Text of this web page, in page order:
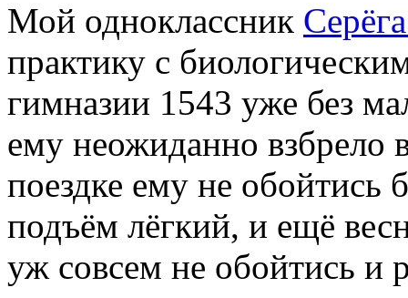
Мой одноклассник
практику с
гимназии 1543 уже без
ему неожиданно взбрело
поездке ему не обойтись
подъём лёгкий, и ещё
уж совсем не обойтись и